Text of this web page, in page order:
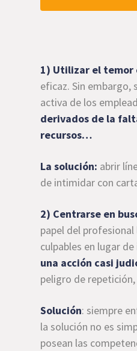
1) Utilizar el temor
eficaz. Sin embargo,
activa de los
derivados de la
recursos…
La solución: abrir
de intimidar con
2) Centrarse en
papel del
culpables en lugar
una acción casi
peligro de
Solución: siempre
la solución no es
posean las